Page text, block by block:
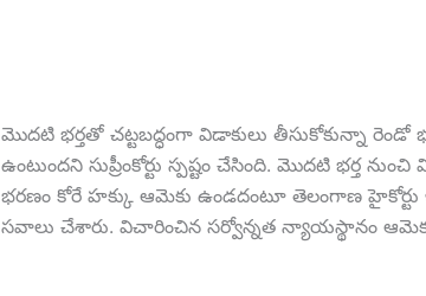
మొదటి భర్తతో చట్టబద్ధంగా విడాకులు తీసుకోకున్నా రెండో
ఉంటుందని సుప్రీంకోర్టు స్పష్టం చేసింది. మొదటి భర్త
భరణం కోరే హక్కు ఆమెకు ఉండదంటూ తెలంగాణ హైకోర్టు
సవాలు చేశారు. విచారించిన సర్వోన్నత న్యాయస్థానం